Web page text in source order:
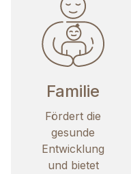
Familie
Fördert die
gesunde
Entwicklung
und bietet